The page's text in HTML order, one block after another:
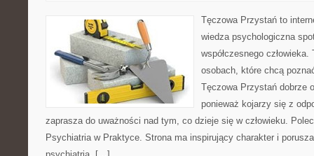
Tęczowa Przystań to
wiedza psychologiczna
współczesnego
osobach, które chcą
Tęczowa Przystań dobrze
ponieważ kojarzy się z
zaprasza do uważności nad tym, co dzieje się w człowieku.
Psychiatria w Praktyce. Strona ma inspirujący charakter i